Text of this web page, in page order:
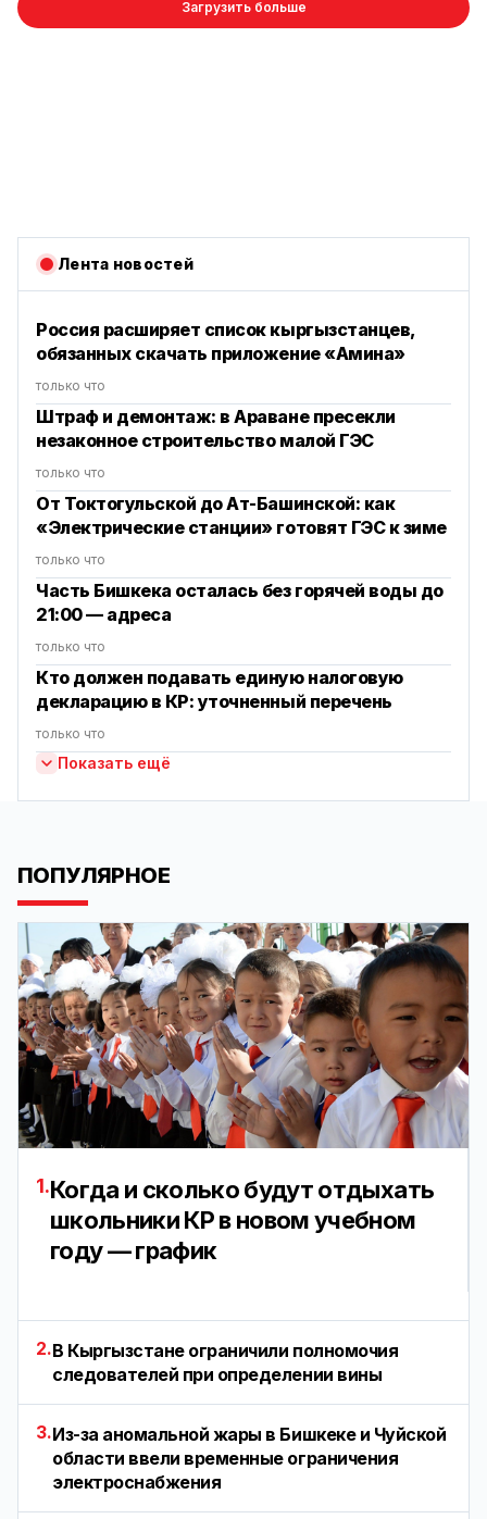
Загрузить больше
Лента новостей
Россия расширяет список кыргызстанцев,
обязанных скачать приложение «Амина»
только что
Штраф и демонтаж: в Араване пресекли
незаконное строительство малой ГЭС
только что
От Токтогульской до Ат-Башинской: как
«Электрические станции» готовят ГЭС к зиме
только что
Часть Бишкека осталась без горячей воды до
21:00 — адреса
только что
Кто должен подавать единую налоговую
декларацию в КР: уточненный перечень
только что
Показать ещё
ПОПУЛЯРНОЕ
1.Когда и сколько будут отдыхать
школьники КР в новом учебном
году — график
2.В Кыргызстане ограничили полномочия
следователей при определении вины
3.Из-за аномальной жары в Бишкеке и Чуйской
области ввели временные ограничения
электроснабжения